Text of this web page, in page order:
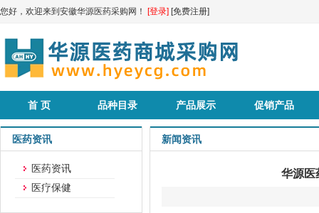
您好，欢迎来到安徽华源医药采购网！ [登录] [免费注册]
首 页 品种目录 产品展示 促销产品
医药资讯
医药资讯
医疗保健
新闻资讯
华源医